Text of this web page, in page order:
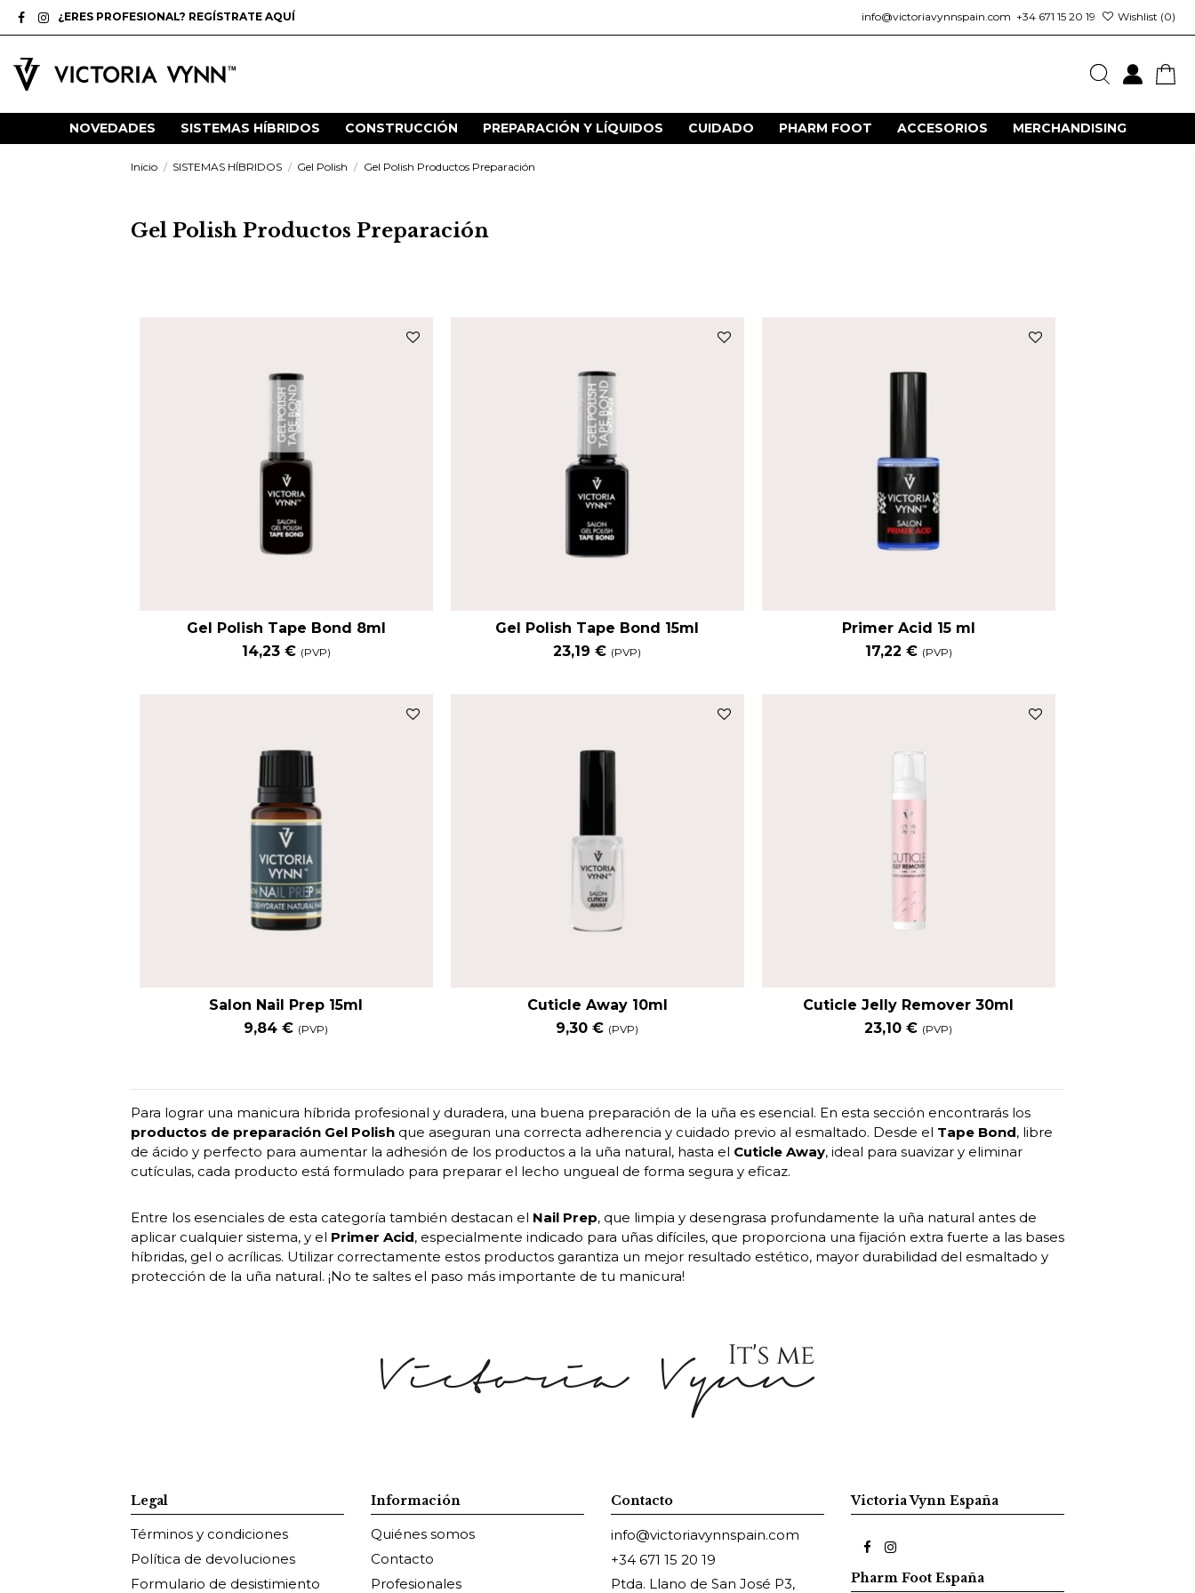
¿ERES PROFESIONAL? REGÍSTRATE AQUÍ info@victoriavynnspain.com +34 671 15 20 19 Wishlist (0)
NOVEDADES SISTEMAS HÍBRIDOS CONSTRUCCIÓN PREPARACIÓN Y LÍQUIDOS CUIDADO PHARM FOOT ACCESORIOS MERCHANDISING
Inicio SISTEMAS HÍBRIDOS Gel Polish Gel Polish Productos Preparación
Gel Polish Productos Preparación
Gel Polish Tape Bond 8ml
14,23 € (PVP)
Gel Polish Tape Bond 15ml
23,19 € (PVP)
Primer Acid 15 ml
17,22 € (PVP)
Salon Nail Prep 15ml
9,84 € (PVP)
Cuticle Away 10ml
9,30 € (PVP)
Cuticle Jelly Remover 30ml
23,10 € (PVP)
Para lograr una manicura híbrida profesional y duradera, una buena preparación de la uña es esencial. En esta sección encontrarás los
productos de preparación Gel Polish que aseguran una correcta adherencia y cuidado previo al esmaltado. Desde el Tape Bond, libre
de ácido y perfecto para aumentar la adhesión de los productos a la uña natural, hasta el Cuticle Away, ideal para suavizar y eliminar
cutículas, cada producto está formulado para preparar el lecho ungueal de forma segura y eficaz.
Entre los esenciales de esta categoría también destacan el Nail Prep, que limpia y desengrasa profundamente la uña natural antes de
aplicar cualquier sistema, y el Primer Acid, especialmente indicado para uñas difíciles, que proporciona una fijación extra fuerte a las bases
híbridas, gel o acrílicas. Utilizar correctamente estos productos garantiza un mejor resultado estético, mayor durabilidad del esmaltado y
protección de la uña natural. ¡No te saltes el paso más importante de tu manicura!
Legal
Términos y condiciones
Política de devoluciones
Formulario de desistimiento
Información
Quiénes somos
Contacto
Profesionales
Contacto
info@victoriavynnspain.com
+34 671 15 20 19
Ptda. Llano de San José P3,
Victoria Vynn España
Pharm Foot España